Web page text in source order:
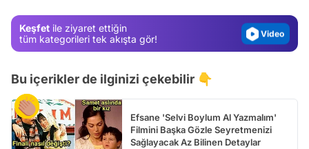
Keşfet ile ziyaret ettiğin
tüm kategorileri tek akışta gör!
Video
Bu içerikler de ilginizi çekebilir 👇
Efsane 'Selvi Boylum Al Yazmalım'
Filmini Başka Gözle Seyretmenizi
Sağlayacak Az Bilinen Detaylar